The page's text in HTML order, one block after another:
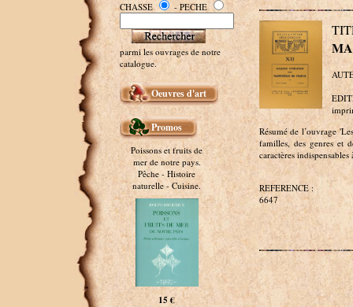
CHASSE - PECHE
parmi les ouvrages de notre
catalogue.
Oeuvres d'art
Promos
Poissons et fruits de
mer de notre pays.
Pêche - Histoire
naturelle - Cuisine.
15 €
Résumé de l’ouvrage
familles, des genres et
caractères
REFERENCE :
6647